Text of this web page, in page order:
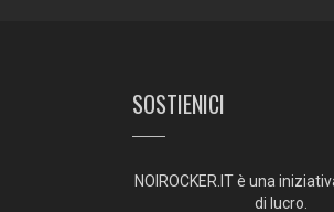
SOSTIENICI
NOIROCKER.IT è una
di lucro.